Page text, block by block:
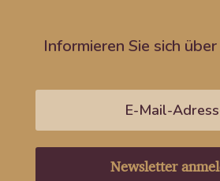
Informieren Sie sich
Newsletter